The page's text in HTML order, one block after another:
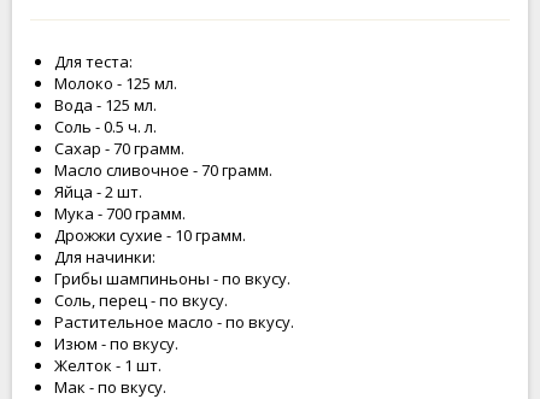
Для теста:
Молоко - 125 мл.
Вода - 125 мл.
Соль - 0.5 ч. л.
Сахар - 70 грамм.
Масло сливочное - 70 грамм.
Яйца - 2 шт.
Мука - 700 грамм.
Дрожжи сухие - 10 грамм.
Для начинки:
Грибы шампиньоны - по вкусу.
Соль, перец - по вкусу.
Растительное масло - по вкусу.
Изюм - по вкусу.
Желток - 1 шт.
Мак - по вкусу.